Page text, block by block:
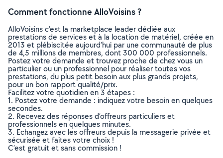
Comment fonctionne AlloVoisins ?
AlloVoisins c’est la marketplace leader dédiée aux
prestations de services et à la location de matériel, créée en
2013 et plébiscitée aujourd’hui par une communauté de plus
de 4,5 millions de membres, dont 300 000 professionnels.
Postez votre demande et trouvez proche de chez vous un
particulier ou un professionnel pour réaliser toutes vos
prestations, du plus petit besoin aux plus grands projets,
pour un bon rapport qualité/prix.
Facilitez votre quotidien en 3 étapes :
1. Postez votre demande : indiquez votre besoin en quelques
secondes.
2. Recevez des réponses d’offreurs particuliers et
professionnels en quelques minutes.
3. Echangez avec les offreurs depuis la messagerie privée et
sécurisée et faites votre choix !
C’est gratuit et sans commission !